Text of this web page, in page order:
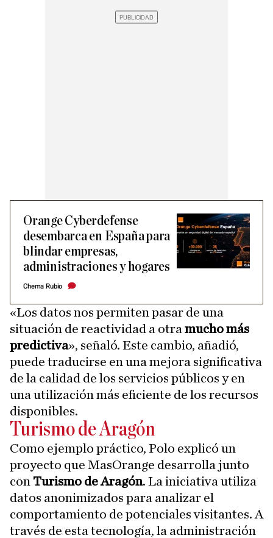
Orange Cyberdefense
desembarca en España para
blindar empresas,
administraciones y hogares
Chema Rubio
«Los datos nos permiten pasar de una
situación de reactividad a otra mucho más
predictiva», señaló. Este cambio, añadió,
puede traducirse en una mejora significativa
de la calidad de los servicios públicos y en
una utilización más eficiente de los recursos
disponibles.
Turismo de Aragón
Como ejemplo práctico, Polo explicó un
proyecto que MasOrange desarrolla junto
con Turismo de Aragón. La iniciativa utiliza
datos anonimizados para analizar el
comportamiento de potenciales visitantes. A
través de esta tecnología, la administración